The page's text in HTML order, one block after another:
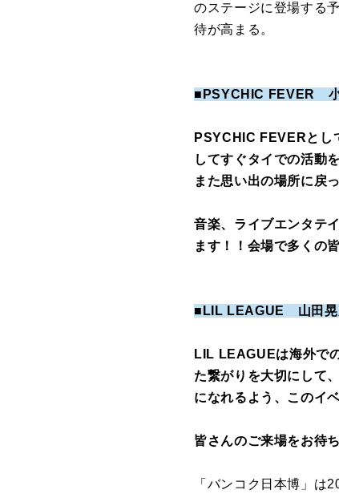
のステージに登場する
待が高まる。
■PSYCHIC FEVER 小
PSYCHIC FEVERとし
してすぐタイでの活動
また思い出の場所に戻
音楽、ライブエンタテ
ます！！会場で多くの
■LIL LEAGUE 山田晃
LIL LEAGUEは海外で
た繋がりを大切にして
になれるよう、このイ
皆さんのご来場をお待
「バンコク日本博」は